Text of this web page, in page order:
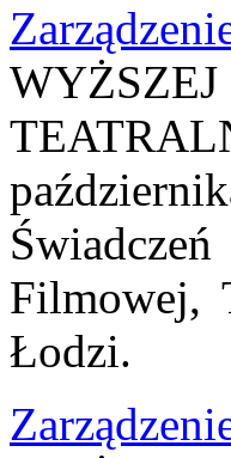
Filmowej,
Łodzi.